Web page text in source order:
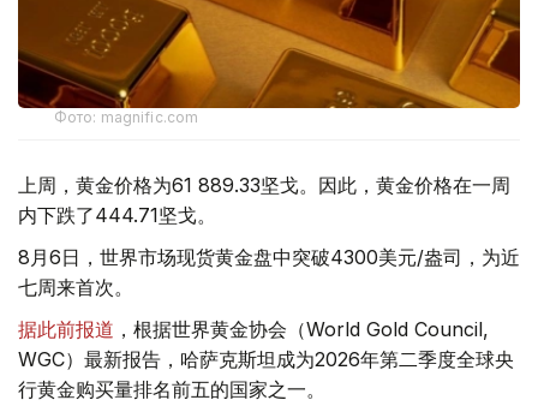
Фото: magnific.com
上周，黄金价格为61 889.33坚戈。因此，黄金价格在一周
内下跌了444.71坚戈。
8月6日，世界市场现货黄金盘中突破4300美元/盎司，为近
七周来首次。
据此前报道 ，根据世界黄金协会（World Gold Council,
WGC）最新报告，哈萨克斯坦成为2026年第二季度全球央
行黄金购买量排名前五的国家之一。